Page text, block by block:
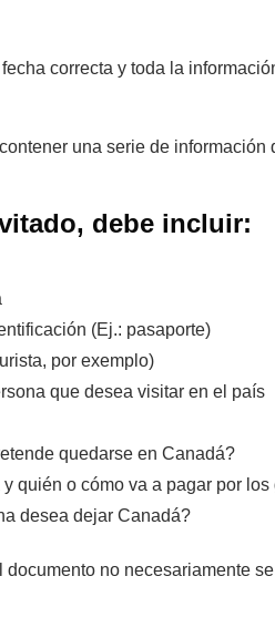
correcta y toda la
una serie de
debe incluir:
(Ej.: pasaporte)
por exemplo)
que desea visitar en el país
quedarse en Canadá?
quién o cómo va a pagar por los
desea dejar Canadá?
no necesariamente